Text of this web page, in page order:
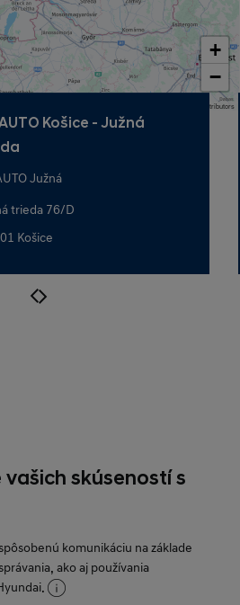
+
−
Map data © OpenStreetMap contributors
Košice - Južná
Južná
trieda 76/D
Košice
skúseností s
komunikáciu na základe
ako aj používania